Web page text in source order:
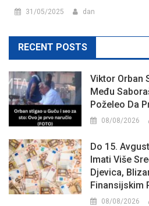
31/05/2025 dan
RECENT POSTS
Viktor Orban
Među
Poželeo Da
08/08/2026
Do 15.
Imati Više
Djevica,
Finansijskim
08/08/2026